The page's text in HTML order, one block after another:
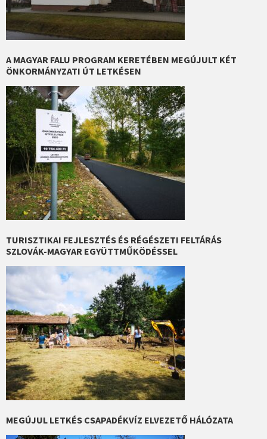
A MAGYAR FALU PROGRAM KERETÉBEN MEGÚJULT KÉT
ÖNKORMÁNYZATI ÚT LETKÉSEN
TURISZTIKAI FEJLESZTÉS ÉS RÉGÉSZETI FELTÁRÁS
SZLOVÁK-MAGYAR EGYÜTTMŰKÖDÉSSEL
MEGÚJUL LETKÉS CSAPADÉKVÍZ ELVEZETŐ HÁLÓZATA